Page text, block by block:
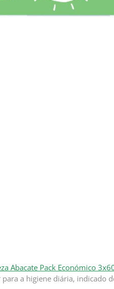
Abacate Pack Económico
a higiene diária, indicado